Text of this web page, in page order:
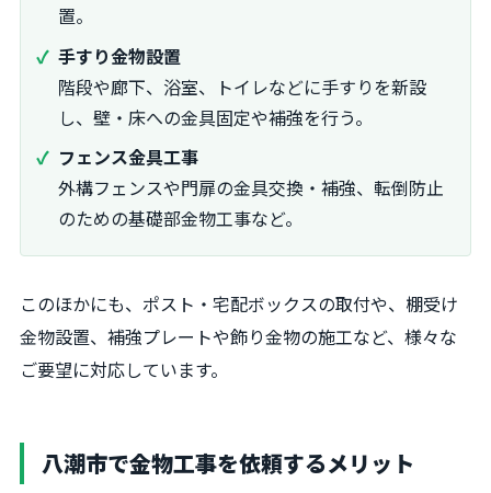
置。
手すり金物設置
階段や廊下、浴室、トイレなどに手すりを新設
し、壁・床への金具固定や補強を行う。
フェンス金具工事
外構フェンスや門扉の金具交換・補強、転倒防止
のための基礎部金物工事など。
このほかにも、ポスト・宅配ボックスの取付や、棚受け
金物設置、補強プレートや飾り金物の施工など、様々な
ご要望に対応しています。
八潮市で金物工事を依頼するメリット